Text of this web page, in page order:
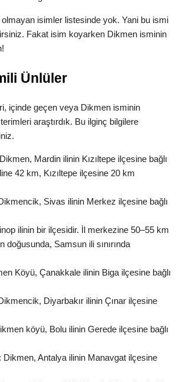
isimler listesinde yok. Yani bu ismi
Fakat isim koyarken Dikmen isminin
Ünlüler
içinde geçen veya Dikmen isminin
araştırdık. Bu ilginç bilgilere
Mardin ilinin Kızıltepe ilçesine bağlı
42 km, Kızıltepe ilçesine 20 km
Sivas ilinin Merkez ilçesine bağlı
ilinin bir ilçesidir. İl merkezine 50–55 km
doğusunda, Samsun ili sınırında
Köyü, Çanakkale ilinin Biga ilçesine bağlı
Diyarbakır ilinin Çınar ilçesine
köyü, Bolu ilinin Gerede ilçesine bağlı
: Dikmen, Antalya ilinin Manavgat ilçesine